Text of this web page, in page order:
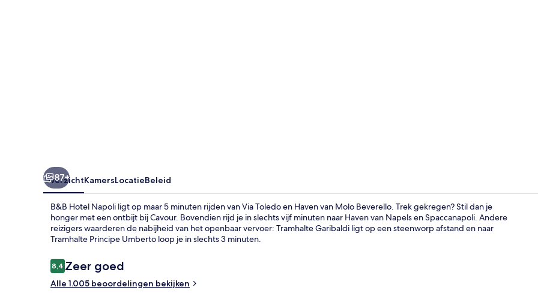
Standaard
87+
OverzichtKamersLocatieBeleid
B&B Hotel Napoli ligt op maar 5 minuten rijden van Via Toledo en Haven van Molo Beverello. Trek gekregen? Stil dan je
honger met een ontbijt bij Cavour. Bovendien rijd je in slechts vijf minuten naar Haven van Napels en Spaccanapoli. Andere
reizigers waarderen de nabijheid van het openbaar vervoer: Tramhalte Garibaldi ligt op een steenworp afstand en naar
Tramhalte Principe Umberto loop je in slechts 3 minuten.
Beoordelingen
8,48,4 op 10 –
Zeer goed
Alle 1.005 beoordelingen bekijken